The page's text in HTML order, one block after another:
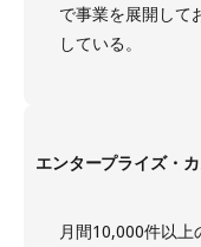
で事業を展開して
している。
エンタープライズ・
月間10,000件以